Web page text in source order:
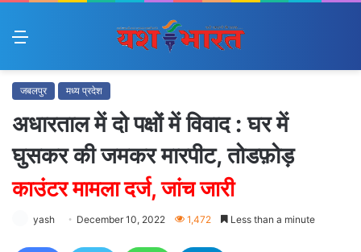
Menu
जबलपुर मध्य प्रदेश
अधारताल में दो पक्षों में विवाद : घर में
घुसकर की जमकर मारपीट, तोडफ़ोड़
काउंटर मामला दर्ज, जांच जारी
yash December 10, 2022 1,472 Less than a minute